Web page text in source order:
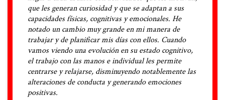
que les generan curiosidad y que se adaptan a sus
capacidades físicas, cognitivas y emocionales. He
notado un cambio muy grande en mi manera de
trabajar y de planificar mis días con ellos. Cuando
vamos viendo una evolución en su estado cognitivo,
el trabajo con las manos e individual les permite
centrarse y relajarse, disminuyendo notablemente las
alteraciones de conducta y generando emociones
positivas.